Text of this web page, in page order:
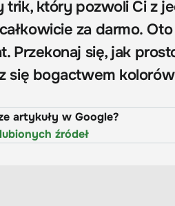
który pozwoli Ci z
za darmo.
Przekonaj się, jak
się bogactwem
artykuły w Google?
źródeł